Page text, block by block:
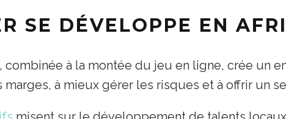
SE DÉVELOPPE EN
à la montée du jeu en ligne, crée un
à mieux gérer les risques et à offrir un